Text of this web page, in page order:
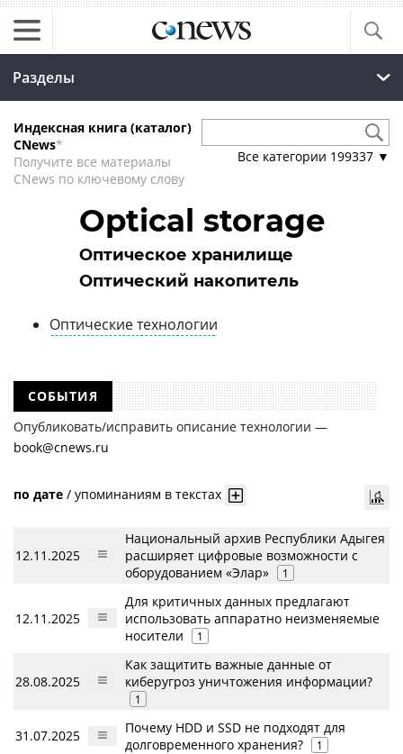
Разделы
Индексная книга (каталог)
CNews*
Получите все материалы
CNews по ключевому слову
Все категории 199337 ▼
Optical storage
Оптическое хранилище
Оптический накопитель
Оптические технологии
СОБЫТИЯ
Опубликовать/исправить описание технологии —
book@cnews.ru
по дате / упоминаниям в текстах
12.11.2025
Национальный архив Республики Адыгея
расширяет цифровые возможности с
оборудованием «Элар»
1
12.11.2025
Для критичных данных предлагают
использовать аппаратно неизменяемые
носители
1
28.08.2025
Как защитить важные данные от
киберугроз уничтожения информации?
1
31.07.2025
Почему HDD и SSD не подходят для
долговременного хранения?
1